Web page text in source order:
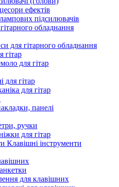
ефектів
підсилювачів
обладнання
для гітарного обладнання
гітар
для гітар
для гітар
для гітар
панелі
ручки
для гітар
Клавішні інструменти
для клавішних